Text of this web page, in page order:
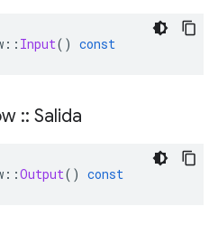
:: Input() const
:: Salida
::Output() const